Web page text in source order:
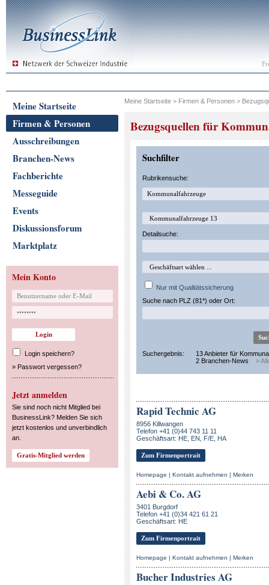
Meine Startseite
Firmen & Personen
Ausschreibungen
Branchen-News
Fachberichte
Messeguide
Events
Diskussionsforum
Marktplatz
Mein Konto
Login speichern?
» Passwort vergessen?
Jetzt anmelden
Sie sind noch nicht Mitglied bei
BusinessLink? Melden Sie sich
jetzt kostenlos und unverbindlich
an.
Meine Startseite > Firmen & Personen >
Bezugsquellen für
Suchfilter
Rubrikensuche:
Detailsuche:
Nur mit Qualitätssicherung
Suche nach PLZ (81*) oder Ort:
Suchergebnis:
13 Anbieter für
2 Branchen-News
»
Rapid Technic AG
8956 Killwangen
Telefon +41 (0)44 743 11 11
Geschäftsart: HE, EN, F/E, HA
Zum Firmenportrait
Homepage | Kontakt aufnehmen | Merken
Aebi & Co. AG
3401 Burgdorf
Telefon +41 (0)34 421 61 21
Geschäftsart: HE
Zum Firmenportrait
Homepage | Kontakt aufnehmen | Merken
Bucher Industries AG